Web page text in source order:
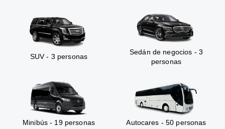
SUV - 3 personas
Sedán de negocios - 3
personas
Minibús - 19 personas Autocares - 50 personas